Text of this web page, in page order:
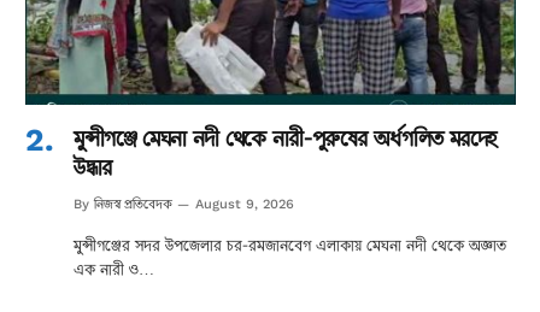
মুন্সীগঞ্জে মেঘনা নদী থেকে নারী-পুরুষের অর্ধগলিত মরদেহ
উদ্ধার
By নিজস্ব প্রতিবেদক August 9, 2026
মুন্সীগঞ্জের সদর উপজেলার চর-রমজানবেগ এলাকায় মেঘনা নদী থেকে অজ্ঞাত
এক নারী ও…